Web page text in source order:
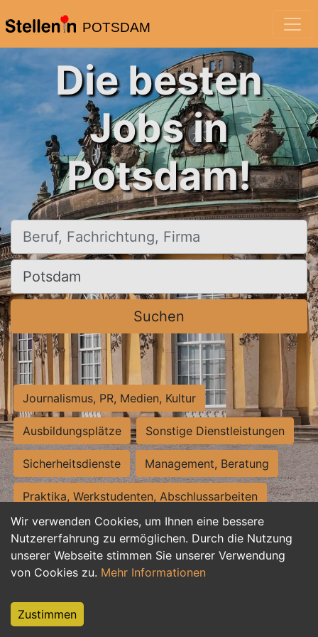
POTSDAM
Wir verwenden Cookies, um Ihnen eine bessere
Nutzererfahrung zu ermöglichen. Durch die Nutzung
unserer Webseite stimmen Sie unserer Verwendung
von Cookies zu. Mehr Informationen
Zustimmen
Die besten
Jobs in
Potsdam!
Beruf, Fachrichtung, Firma
Ort, Stadt
Suchen
Journalismus, PR, Medien, Kultur
Ausbildungsplätze Sonstige Dienstleistungen
Sicherheitsdienste Management, Beratung
Praktika, Werkstudenten, Abschlussarbeiten
Personalwesen Assistenz, Sekretariat
Hilfskräfte, Aushilfs- und Nebenjobs
Weiterbildung, Studium, duale Ausbildung